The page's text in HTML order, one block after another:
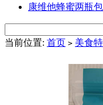
康维他蜂蜜两瓶
当前位置: 首页 > 美食